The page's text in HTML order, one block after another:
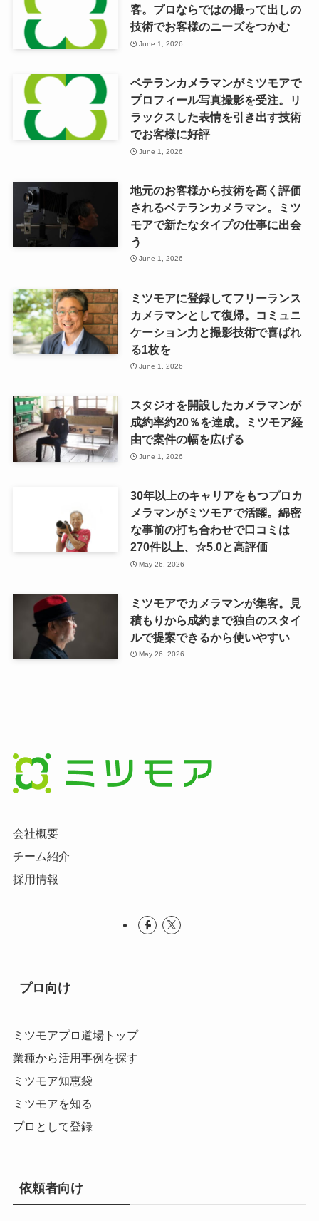
客。プロならではの撮って出しの
技術でお客様のニーズをつかむ
June 1, 2026
ベテランカメラマンがミツモアで
プロフィール写真撮影を受注。リ
ラックスした表情を引き出す技術
でお客様に好評
June 1, 2026
地元のお客様から技術を高く評価
されるベテランカメラマン。ミツ
モアで新たなタイプの仕事に出会
う
June 1, 2026
ミツモアに登録してフリーランス
カメラマンとして復帰。コミュニ
ケーション力と撮影技術で喜ばれ
る1枚を
June 1, 2026
スタジオを開設したカメラマンが
成約率約20％を達成。ミツモア経
由で案件の幅を広げる
June 1, 2026
30年以上のキャリアをもつプロカ
メラマンがミツモアで活躍。綿密
な事前の打ち合わせで口コミは
270件以上、☆5.0と高評価
May 26, 2026
ミツモアでカメラマンが集客。見
積もりから成約まで独自のスタイ
ルで提案できるから使いやすい
May 26, 2026
会社概要
チーム紹介
採用情報
プロ向け
ミツモアプロ道場トップ
業種から活用事例を探す
ミツモア知恵袋
ミツモアを知る
プロとして登録
依頼者向け